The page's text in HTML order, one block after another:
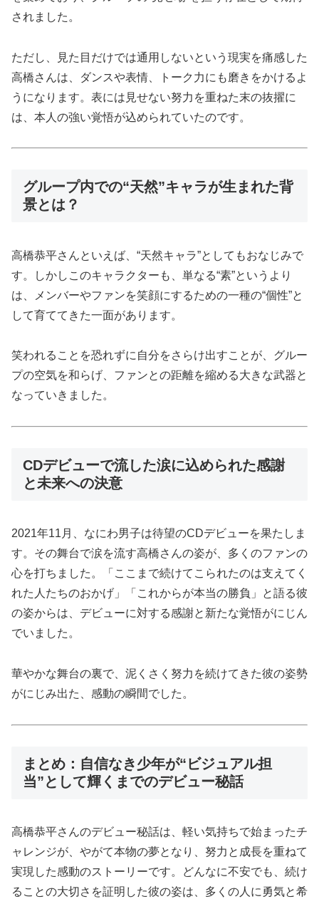
されました。
ただし、見た目だけでは通用しないという現実を痛感した
高橋さんは、ダンスや表情、トーク力にも磨きをかけるよ
うになります。表には見せない努力を重ねた末の抜擢に
は、本人の強い覚悟が込められていたのです。
グループ内での“天然”キャラが生まれた背
景とは？
高橋恭平さんといえば、“天然キャラ”としてもおなじみで
す。しかしこのキャラクターも、単なる“素”というより
は、メンバーやファンを笑顔にするための一種の“個性”と
して育ててきた一面があります。
笑われることを恐れずに自分をさらけ出すことが、グルー
プの空気を和らげ、ファンとの距離を縮める大きな武器と
なっていきました。
CDデビューで流した涙に込められた感謝
と未来への決意
2021年11月、なにわ男子は待望のCDデビューを果たしま
す。その舞台で涙を流す高橋さんの姿が、多くのファンの
心を打ちました。「ここまで続けてこられたのは支えてく
れた人たちのおかげ」「これからが本当の勝負」と語る彼
の姿からは、デビューに対する感謝と新たな覚悟がにじん
でいました。
華やかな舞台の裏で、泥くさく努力を続けてきた彼の姿勢
がにじみ出た、感動の瞬間でした。
まとめ：自信なき少年が“ビジュアル担
当”として輝くまでのデビュー秘話
高橋恭平さんのデビュー秘話は、軽い気持ちで始まったチ
ャレンジが、やがて本物の夢となり、努力と成長を重ねて
実現した感動のストーリーです。どんなに不安でも、続け
ることの大切さを証明した彼の姿は、多くの人に勇気と希